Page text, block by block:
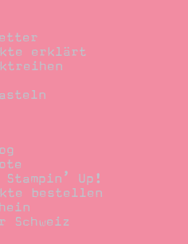
erklärt
Up!
bestellen
Schweiz